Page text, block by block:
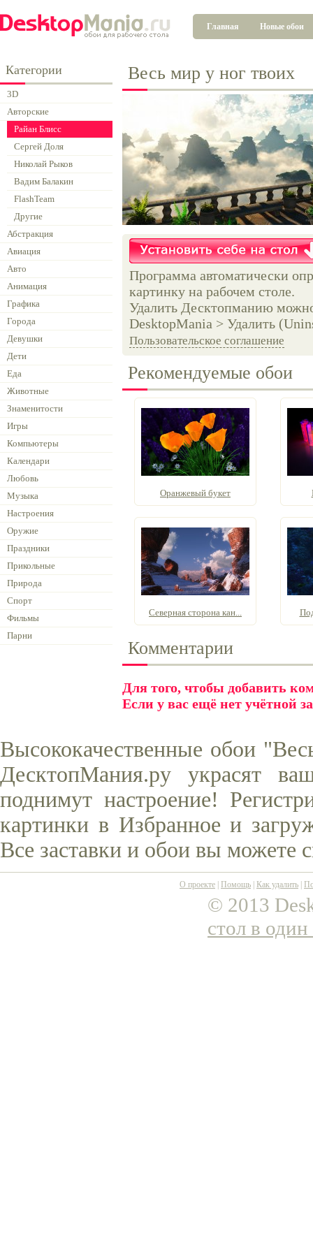
Главная Новые обои
Категории
3D
Авторские
Райан Блисс
Сергей Доля
Николай Рыков
Вадим Балакин
FlashTeam
Другие
Абстракция
Авиация
Авто
Анимация
Графика
Города
Девушки
Дети
Еда
Животные
Знаменитости
Игры
Компьютеры
Календари
Любовь
Музыка
Настроения
Оружие
Праздники
Прикольные
Природа
Спорт
Фильмы
Парни
Весь мир у ног твоих
Программа автоматически
картинку на рабочем столе.
Удалить Десктопманию
DesktopMania > Удалить
Пользовательское соглашение
Рекомендуемые обои
Оранжевый букет
Северная сторона кан...
Комментарии
Для того, чтобы добавить
Если у вас ещё нет учётной
Высококачественные обои
ДесктопМания.ру украсят
поднимут настроение!
картинки в Избранное и
Все заставки и обои вы можете
О проекте Помощь Как удалить
© 2013
стол в